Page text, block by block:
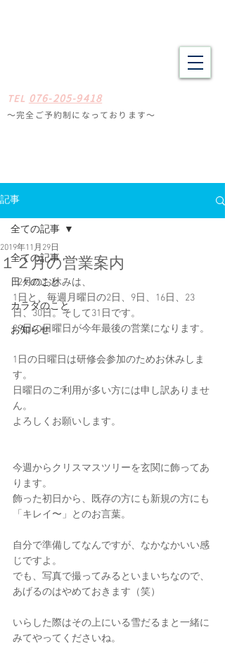
TEL 076-205-9418
〜完全ご予約制になっ ております〜
記事
全ての記事
日々のこと
カラダのこと
お知らせ
全ての記事
１２月の営業案内
2019年11月29日
12月のお休みは、
1日と、毎週月曜日の2日、9日、16日、23
日、30日。そして31日です。
29日の日曜日が今年最後の営業になります。
1日の日曜日は研修会参加のためお休みしま
す。
日曜日のご利用が多い方には申し訳ありませ
ん。
よろしくお願いします。
今週からクリスマスツリーを玄関に飾ってあ
ります。
飾った初日から、既存の方にも新規の方にも
「キレイ〜」とのお言葉。
自分で準備してなんですが、なかなかいい感
じですよ。
でも、写真で撮ってみるといまいちなので、
あげるのはやめておきます（笑）
いらした際はその上にいる雪だるまと一緒に
みてやってくださいね。